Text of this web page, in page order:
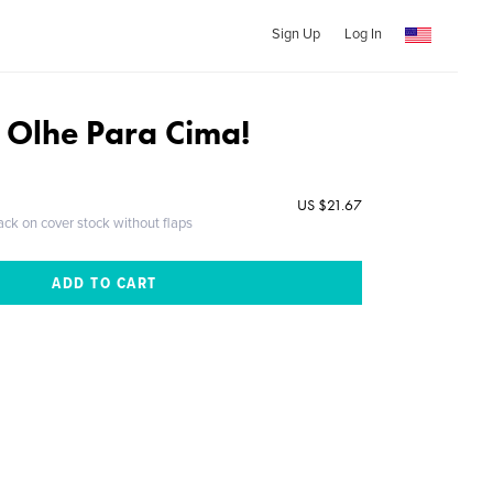
Sign Up Log In
Para Cima!
on cover stock without flaps
US $21.67